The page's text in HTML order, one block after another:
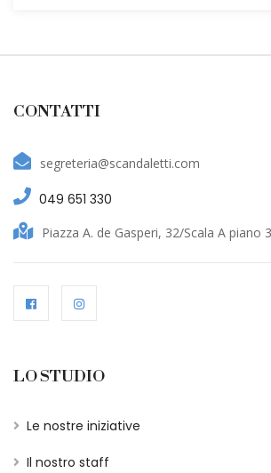
CONTATTI
segreteria@scandaletti.com
049 651 330
Piazza A. de Gasperi, 32/Scala A piano
LO STUDIO
Le nostre iniziative
Il nostro staff